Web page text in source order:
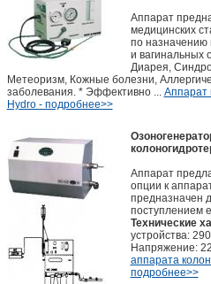
Аппарат
медицинских
по назначению
и вагинальных
Диарея,
Метеоризм, Кожные болезни,
заболевания. * Эффективно ... Аппарат
Hydro - подробнее>>
Аппарат
опции к
предназначен
поступлением
Технические
устройства:
Напряжение:
аппарата
подробнее>>